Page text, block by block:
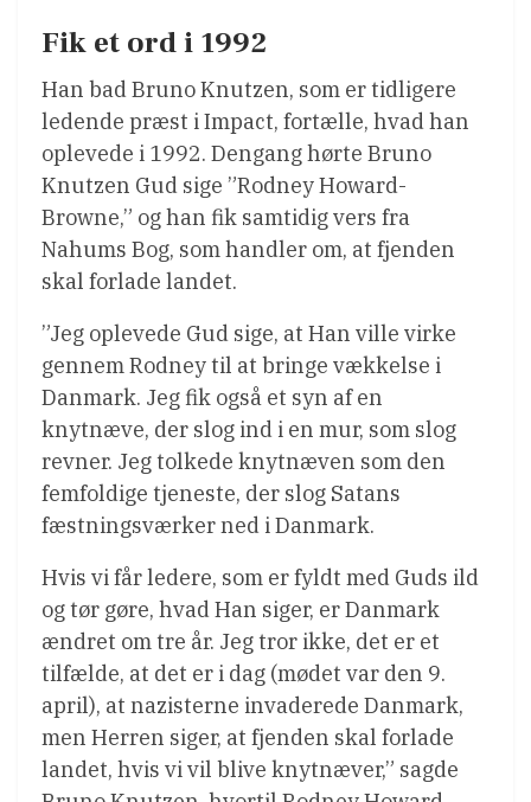
Fik et ord i 1992
Han bad Bruno Knutzen, som er tidligere
ledende præst i Impact, fortælle, hvad han
oplevede i 1992. Dengang hørte Bruno
Knutzen Gud sige ”Rodney Howard-
Browne,” og han fik samtidig vers fra
Nahums Bog, som handler om, at fjenden
skal forlade landet.
”Jeg oplevede Gud sige, at Han ville virke
gennem Rodney til at bringe vækkelse i
Danmark. Jeg fik også et syn af en
knytnæve, der slog ind i en mur, som slog
revner. Jeg tolkede knytnæven som den
femfoldige tjeneste, der slog Satans
fæstningsværker ned i Danmark.
Hvis vi får ledere, som er fyldt med Guds ild
og tør gøre, hvad Han siger, er Danmark
ændret om tre år. Jeg tror ikke, det er et
tilfælde, at det er i dag (mødet var den 9.
april), at nazisterne invaderede Danmark,
men Herren siger, at fjenden skal forlade
landet, hvis vi vil blive knytnæver,” sagde